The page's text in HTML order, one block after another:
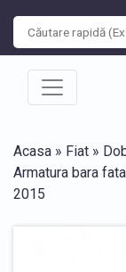
Acasa » Fiat »
Armatura bara
2015